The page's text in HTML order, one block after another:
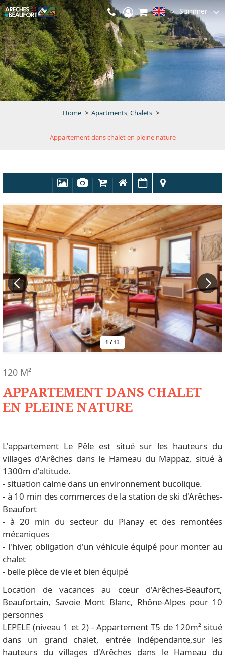
Summer
Home > Apartments, Chalets >
Appartement dans chalet en pleine nature
1 / 13
APPARTEMENT DANS CHALET
EN PLEINE NATURE
120 M²
L'appartement Le Pêle est situé sur les hauteurs du
villages d'Arêches dans le Hameau du Mappaz, situé à
1300m d'altitude.
- situation calme dans un environnement bucolique.
- à 10 min des commerces de la station de ski d'Arêches-
Beaufort
- à 20 min du secteur du Planay et des remontées
mécaniques
- l'hiver, obligation d'un véhicule équipé pour monter au
chalet
- belle pièce de vie et bien équipé
Location de vacances au cœur d'Arêches-Beaufort,
Beaufortain, Savoie Mont Blanc, Rhône-Alpes pour 10
personnes
LEPELE (niveau 1 et 2) - Appartement T5 de 120m² situé
dans un grand chalet, entrée indépendante,sur les
hauteurs du villages d'Arêches dans le Hameau du